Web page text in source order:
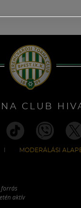
CLUB
MODERÁLÁSI
forrás
aktív